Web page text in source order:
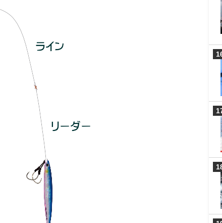
ックル
ついてご紹介します。